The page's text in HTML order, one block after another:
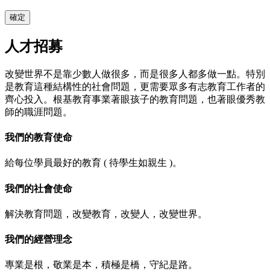
確定
人才招募
改變世界不是靠少數人做很多，而是很多人都多做一點。特別
是教育這種結構性的社會問題，更需要眾多有志教育工作者的
齊心投入。根基教育事業著眼孩子的教育問題，也著眼優秀教
師的職涯問題。
我們的教育使命
給每位學員最好的教育 ( 待學生如親生 )。
我們的社會使命
解決教育問題，改變教育，改變人，改變世界。
我們的經營理念
專業是根，敬業是本，積極是橋，守紀是路。